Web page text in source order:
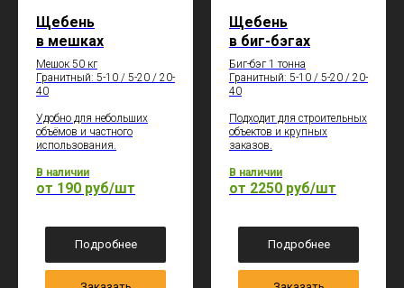
Щебень
в мешках
Мешок 50 кг
Гранитный: 5-10 / 5-20 / 20-
40
Удобно для небольших
объёмов и частного
использования.
В наличии
от 190 руб/шт
Подробнее
Щебень
в биг-бэгах
Биг-бэг 1 тонна
Гранитный: 5-10 / 5-20 / 20-
40
Подходит для строительных
объектов и крупных
заказов.
В наличии
от 2250 руб/шт
Подробнее